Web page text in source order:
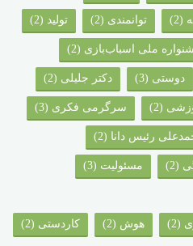
(2) توانمندی (2) تولید (2)
ملی اسباب‌بازی (2)
دوستی (3) دکتر جلیلی (2)
(2) سرگرمی فکری (3)
رئیس دانا (2)
(2) مسئولیت (3)
(2) هوش (2) کاردستی (2)